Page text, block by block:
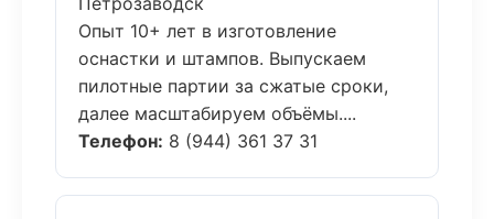
Опыт 10+ лет в изготовление
оснастки и штампов. Выпускаем
пилотные партии за сжатые сроки,
далее масштабируем объёмы....
Телефон: 8 (944) 361 37 31